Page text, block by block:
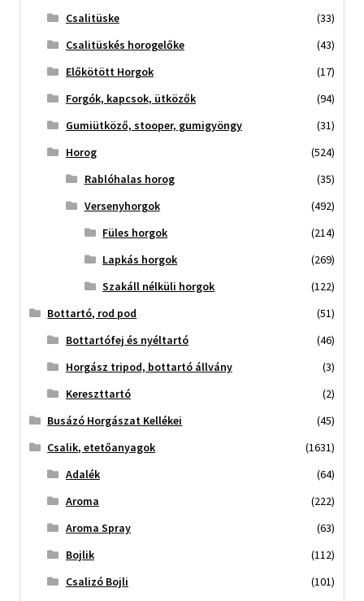
Csalitüske
(33)
Csalitüskés horogelőke
(43)
Előkötött Horgok
(17)
Forgók, kapcsok, ütközők
(94)
Gumiütköző, stooper, gumigyöngy
(31)
Horog
(524)
Rablóhalas horog
(35)
Versenyhorgok
(492)
Füles horgok
(214)
Lapkás horgok
(269)
Szakáll nélküli horgok
(122)
Bottartó, rod pod
(51)
Bottartófej és nyéltartó
(46)
Horgász tripod, bottartó állvány
(3)
Kereszttartó
(2)
Busázó Horgászat Kellékei
(45)
Csalik, etetőanyagok
(1631)
Adalék
(64)
Aroma
(222)
Aroma Spray
(63)
Bojlik
(112)
Csalizó Bojli
(101)